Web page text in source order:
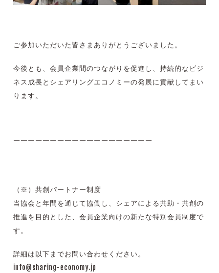
ご参加いただいた皆さまありがとうございました。
今後とも、会員企業間のつながりを促進し、持続的なビジ
ネス成長とシェアリングエコノミーの発展に貢献してまい
ります。
￣￣￣￣￣￣￣￣￣￣￣￣￣￣￣￣￣￣￣
（※）共創パートナー制度
当協会と年間を通じて協働し、シェアによる共助・共創の
推進を目的とした、会員企業向けの新たな特別会員制度で
す。
詳細は以下までお問い合わせください。
info@sharing-economy.jp